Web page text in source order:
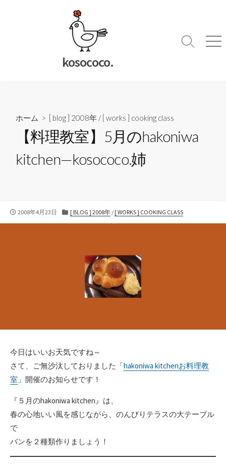
ス
kosococo.
検
メ
ホーム > [ blog ] 2008年 / [ works ] cooking class
【料理教室】5月のhakoniwa
kitchen—kosococo.姉
公
2008年4月23日
カ
[ BLOG ] 2008年/ [ WORKS ] COOKING CLASS
今日はいいお天気ですね～
さて、ご無沙汰しておりました「hakoniwa kitchenお料理教
室 」開催のお知らせです！
『５月のhakoniwa kitchen』は、
春の心地いい風を感じながら、のんびりテラスの大テーブル
で
パンを２種類作りましょう！